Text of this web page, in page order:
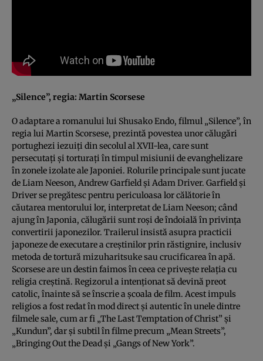
„Silence”, regia: Martin Scorsese
O adaptare a romanului lui Shusako Endo, filmul „Silence”, în
regia lui Martin Scorsese, prezintă povestea unor călugări
portughezi iezuiţi din secolul al XVII-lea, care sunt
persecutaţi şi torturaţi în timpul misiunii de evanghelizare
în zonele izolate ale Japoniei. Rolurile principale sunt jucate
de Liam Neeson, Andrew Garfield şi Adam Driver. Garfield şi
Driver se pregătesc pentru periculoasa lor călătorie în
căutarea mentorului lor, interpretat de Liam Neeson; când
ajung în Japonia, călugării sunt roşi de îndoială în privinţa
convertirii japonezilor. Trailerul insistă asupra practicii
japoneze de executare a creştinilor prin răstignire, inclusiv
metoda de tortură mizuharitsuke sau crucificarea în apă.
Scorsese are un destin faimos în ceea ce priveşte relaţia cu
religia creştină. Regizorul a intenţionat să devină preot
catolic, înainte să se înscrie a şcoala de film. Acest impuls
religios a fost redat în mod direct şi autentic în unele dintre
filmele sale, cum ar fi „The Last Temptation of Christ” şi
„Kundun”, dar şi subtil în filme precum „Mean Streets”,
„Bringing Out the Dead şi „Gangs of New York”.